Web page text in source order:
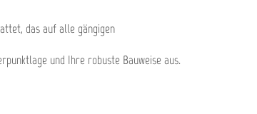
das auf alle gängigen
und Ihre robuste Bauweise aus.